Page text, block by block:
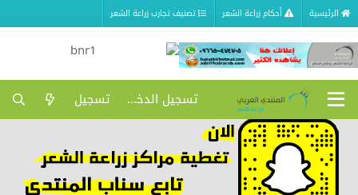
الرئيسية أحكام زراعة الشعر تصنيف تجارب زراعة الشعر
تسجيل الدخول تسجيل